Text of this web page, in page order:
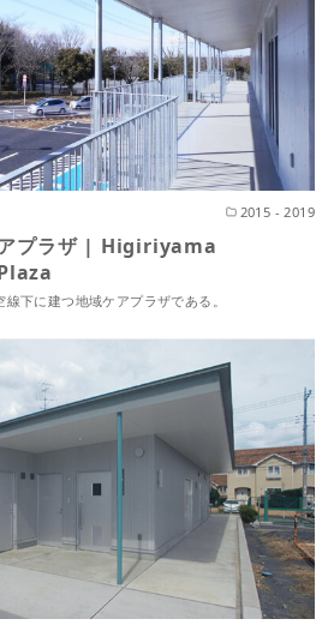
2015 - 2019
アプラザ | Higiriyama
下に建つ地域ケアプラザである。